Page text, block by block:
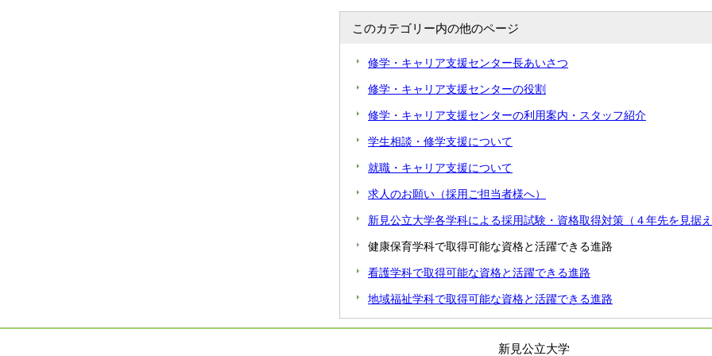
このカテゴリー内の他のページ
修学・キャリア支援センター長あいさつ
修学・キャリア支援センターの役割
修学・キャリア支援センターの利用案内・スタッフ紹介
学生相談・修学支援について
就職・キャリア支援について
求人のお願い（採用ご担当者様へ）
新見公立大学各学科による採用試験・資格取得対策（４年先を見据
健康保育学科で取得可能な資格と活躍できる進路
看護学科で取得可能な資格と活躍できる進路
地域福祉学科で取得可能な資格と活躍できる進路
新見公立大学